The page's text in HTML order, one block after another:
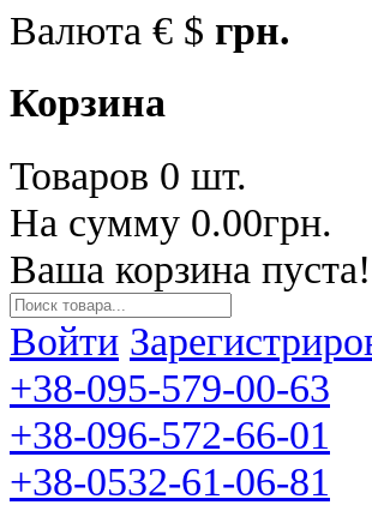
Валюта € $ грн.
Корзина
Товаров 0 шт.
На сумму 0.00грн.
Ваша корзина пуста!
Войти
+38-095-579-00-63
+38-096-572-66-01
+38-0532-61-06-81